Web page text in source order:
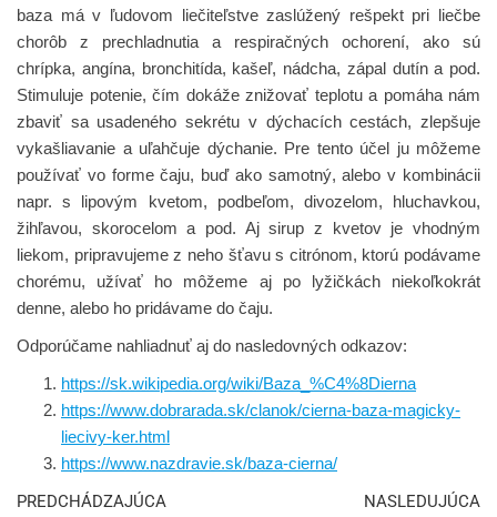
baza má v ľudovom liečiteľstve zaslúžený rešpekt pri liečbe
chorôb z prechladnutia a respiračných ochorení, ako sú
chrípka, angína, bronchitída, kašeľ, nádcha, zápal dutín a pod.
Stimuluje potenie, čím dokáže znižovať teplotu a pomáha nám
zbaviť sa usadeného sekrétu v dýchacích cestách, zlepšuje
vykašliavanie a uľahčuje dýchanie. Pre tento účel ju môžeme
používať vo forme čaju, buď ako samotný, alebo v kombinácii
napr. s lipovým kvetom, podbeľom, divozelom, hluchavkou,
žihľavou, skorocelom a pod. Aj sirup z kvetov je vhodným
liekom, pripravujeme z neho šťavu s citrónom, ktorú podávame
chorému, užívať ho môžeme aj po lyžičkách niekoľkokrát
denne, alebo ho pridávame do čaju.
Odporúčame nahliadnuť aj do nasledovných odkazov:
https://sk.wikipedia.org/wiki/Baza_%C4%8Dierna
https://www.dobrarada.sk/clanok/cierna-baza-magicky-
liecivy-ker.html
https://www.nazdravie.sk/baza-cierna/
PREDCHÁDZAJÚCA NASLEDUJÚCA